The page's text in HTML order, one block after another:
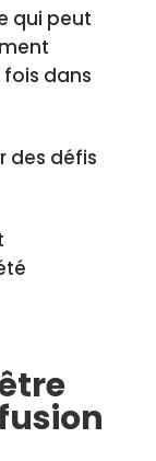
qui peut
dans
des défis